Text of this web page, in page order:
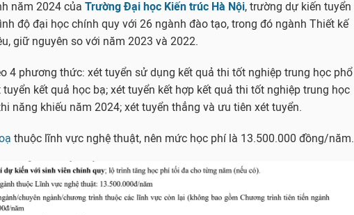
năm 2024 của Trường Đại học Kiến trúc Hà Nội, trường dự kiến tuyển
độ đại học chính quy với 26 ngành đào tạo, trong đó ngành Thiết kế
giữ nguyên so với năm 2023 và 2022.
4 phương thức: xét tuyển sử dụng kết quả thi tốt nghiệp trung học phổ
kết quả học bạ; xét tuyển kết hợp kết quả thi tốt nghiệp trung học
năng khiếu năm 2024; xét tuyển thẳng và ưu tiên xét tuyển.
thuộc lĩnh vực nghệ thuật, nên mức học phí là 13.500.000 đồng/năm.